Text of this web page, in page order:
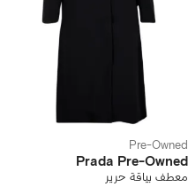
Pre-Owned
Prada Pre-Owned
معطف بياقة حرير